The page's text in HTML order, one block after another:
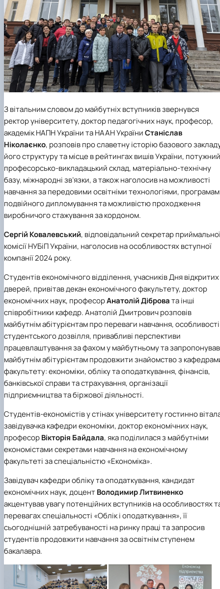
З вітальним словом до майбутніх вступників звернувся
ректор університету, доктор педагогічних наук, професор,
академік НАПН України та НААН УкраїниСтаніслав
Ніколаєнко, розповів про славетну історію базового
його структуру та місце в рейтингах вишів України, потужний
професорсько-викладацький склад, матеріально-технічну
базу, міжнародні зв’язки, а також наголосив на можливості
навчання за передовими освітніми технологіями,
подвійного дипломування та можливістю проходження
виробничого стажування за кордоном.
Сергій Ковалевський, відповідальний секретар
комісії НУБіП України, наголосив на особливостях вступної
компанії 2024 року.
Студентів економічного відділення, учасників Дня відкритих
дверей, привітав декан економічного факультету, доктор
економічних наук, професорАнатолій Дібровата інші
співробітники кафедр. Анатолій Дмитрович розповів
майбутнім абітурієнтам про переваги навчання, особливості
студентського дозвілля, привабливі перспективи
працевлаштування за фахом у майбутньому та запропонував
майбутнім абітурієнтам продовжити знайомство з
факультету: економіки, обліку та оподаткування, фінансів,
банківської справи та страхування, організації
підприємництва та біржової діяльності.
Студентів-економістів у стінах університету гостинно
завідувачка кафедри економіки, доктор економічних наук,
професорВікторія Байдала, яка поділилася з майбутніми
економістами секретами навчання на економічному
факультеті за спеціальністю «Економіка».
Завідувач кафедри обліку та оподаткування, кандидат
економічних наук, доцентВолодимир Литвиненко
акцентував увагу потенційних вступників на особливостях
перевагах спеціальності «Облік і оподаткування», її
сьогоднішній затребуваності на ринку праці та запросив
студентів продовжити навчання за освітнім ступенем
бакалавра.